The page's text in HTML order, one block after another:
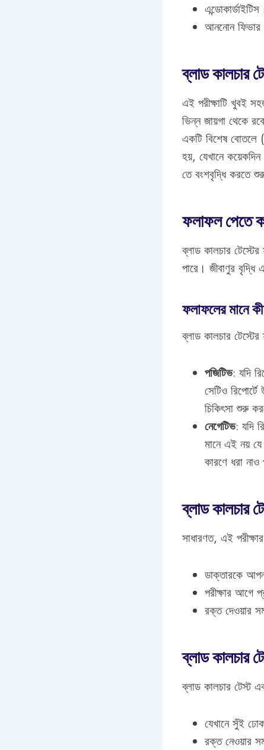
আননোন ফিভার
ব্লাড কালচার
এই পরীক্ষাটি খুবই
ভিন্ন জায়গা থেকে
একটি বিশেষ বোতলে
হয়, যেখানে
তে বংশবৃদ্ধি করতে
ফলাফল পেতে
ব্লাড কালচার
পারে। জীবাণুর
ফলাফলের মানে
ব্লাড কালচার
পজিটিভ: যদি
সেটিও
চিকিৎসা শুরু
নেগেটিভ: যদি
মানে এই নয়
কারণে ধরা
ব্লাড কালচার
সাধারণত, এই
ডাক্তারকে
পরীক্ষার আগে
রক্ত দেওয়ার
ব্লাড কালচার
ব্লাড কালচার টেস্ট
যেখানে সুঁই
রক্ত নেওয়ার